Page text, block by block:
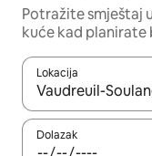
Potražite smještaj
kuće kad planirate
Lokacija
Kada budu
Dolazak